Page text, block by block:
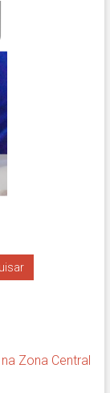
Zona Central